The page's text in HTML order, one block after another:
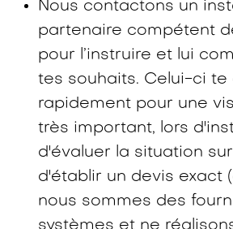
Nous contactons un
partenaire compétent
pour l’instruire et lui
tes souhaits. Celui-ci
rapidement pour une
très important, lors
d'évaluer la situation
d'établir un devis exact
nous sommes des